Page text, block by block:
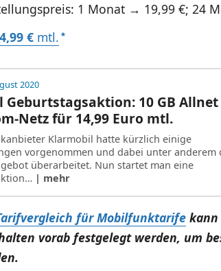
1 Monat → 19,99 €; 24
€mtl.
2020
Geburtstagsaktion: 10 GB
Netz für 14,99 Euro mtl.
Klarmobil hatte kürzlich einige
vorgenommen und dabei unter anderem
überarbeitet. Nun startet man eine
| mehr
für Mobilfunktarifekann
vorab festgelegt werden, um